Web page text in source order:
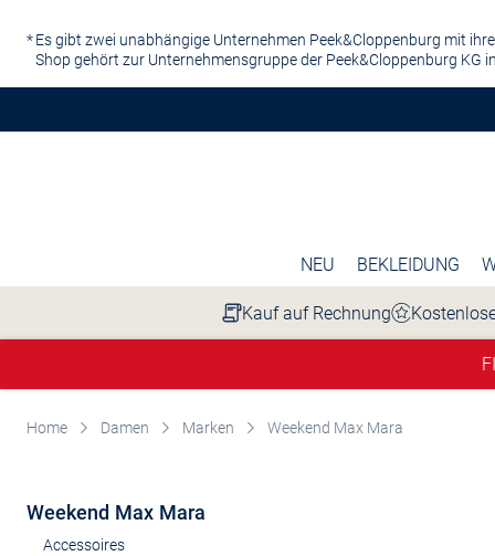
Es gibt zwei unabhängige Unternehmen Peek&Cloppenburg mit
Shop gehört zur Unternehmensgruppe der Peek&Cloppenburg KG
NEU BEKLEIDUNG
Kauf auf Rechnung
Home Damen Marken Weekend Max Mara
Weekend Max Mara
Accessoires